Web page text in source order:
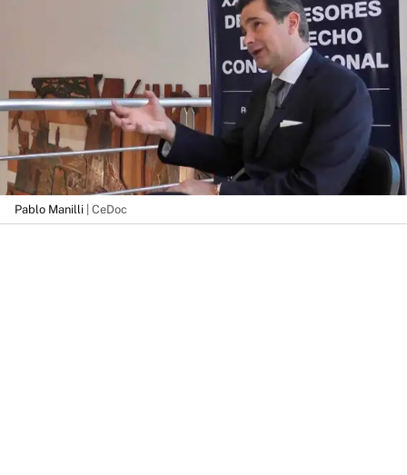
Pablo Manilli | CeDoc